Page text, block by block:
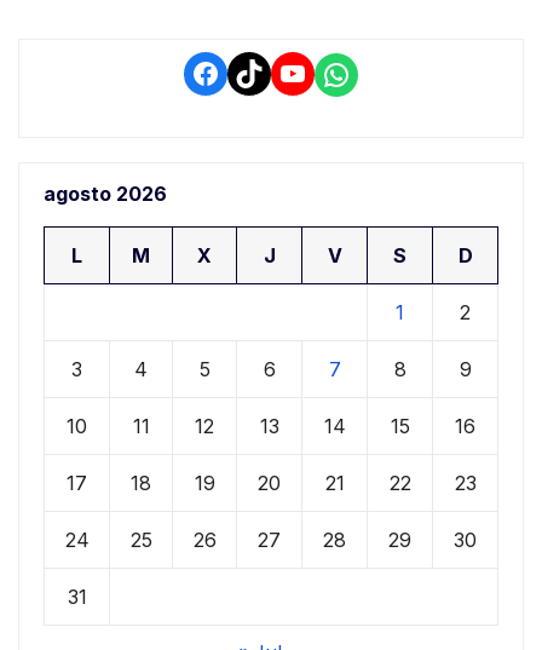
Facebook
TikTokYouTube
WhatsApp
agosto 2026
L M X J V S D
1 2
3 4 5 6 7 8 9
10 11 12 13 14 15 16
17 18 19 20 21 22 23
24 25 26 27 28 29 30
31